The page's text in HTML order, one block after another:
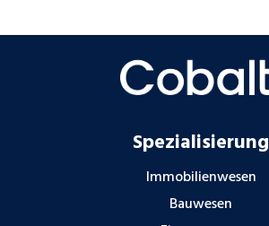
Spezialisierung
Immobilienwesen
Bauwesen